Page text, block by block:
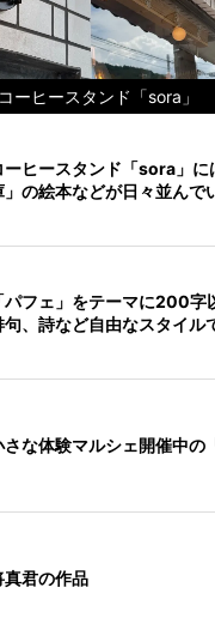
ーヒースタンド「sora」
ーヒースタンド「sora」に
」の絵本などが日々並んで
パフェ」をテーマに200字
句、詩など自由なスタイル
さな体験マルシェ開催中の
真君の作品